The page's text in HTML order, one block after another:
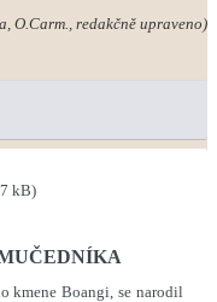
O.Carm., redakčně upraveno)
kB)
kmene Boangi, se narodil